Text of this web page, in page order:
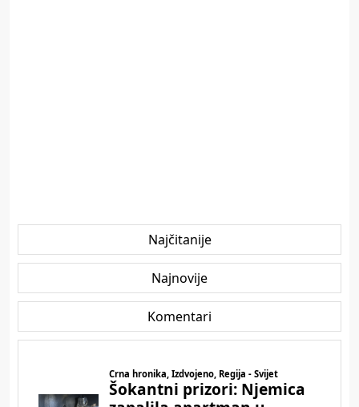
Najčitanije
Najnovije
Komentari